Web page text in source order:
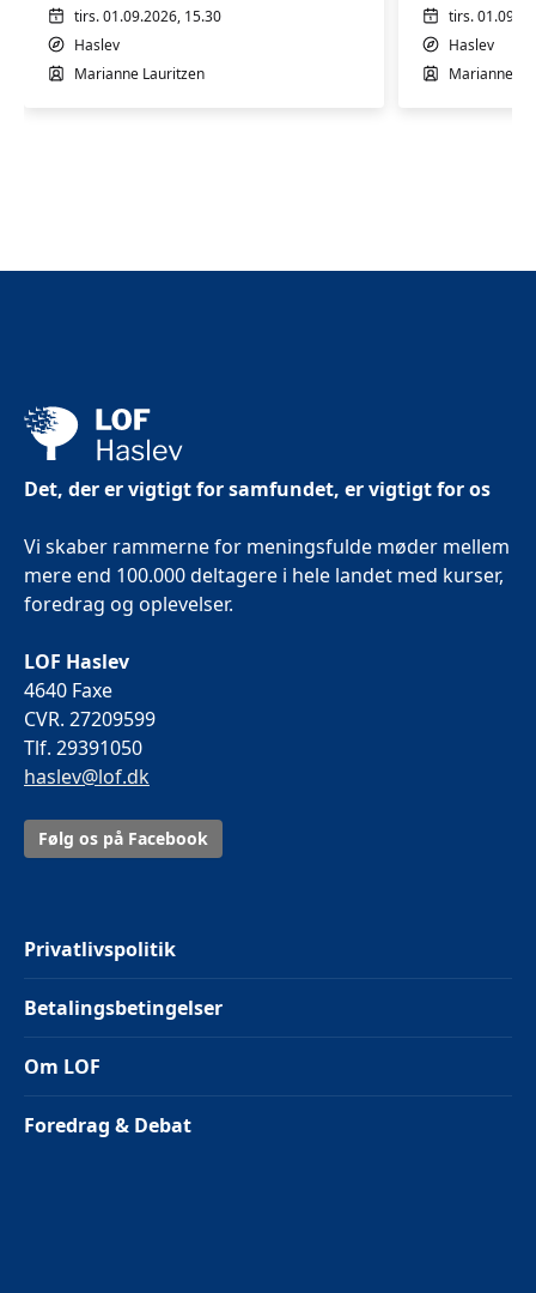
holdtirs. 01.09.2026, 15.30
Haslev
Marianne Lauritzen
tirs.
Haslev
Marianne
Det, der er vigtigt for samfundet, er vigtigt for os
Vi skaber rammerne for meningsfulde møder mellem
mere end 100.000 deltagere i hele landet med kurser,
foredrag og oplevelser.
LOF Haslev
4640 Faxe
CVR. 27209599
Tlf. 29391050
haslev@lof.dk
Følg os på Facebook
Privatlivspolitik
Betalingsbetingelser
Om LOF
Foredrag & Debat